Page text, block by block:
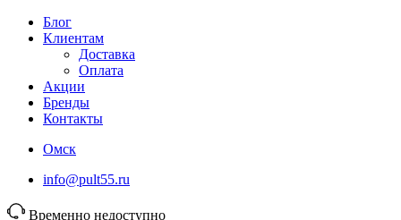
Блог
Клиентам
Доставка
Оплата
Акции
Бренды
Контакты
Омск
info@pult55.ru
Временно недоступно